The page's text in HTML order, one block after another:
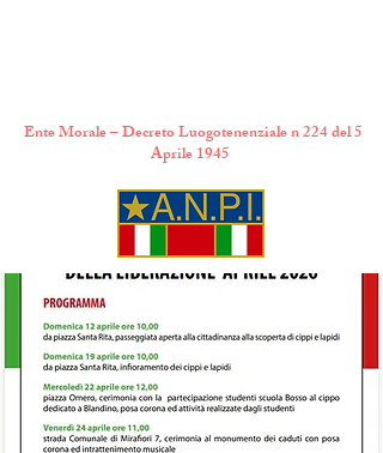
Ente Morale – Decreto Luogotenenziale n 224 del 5
Aprile 1945